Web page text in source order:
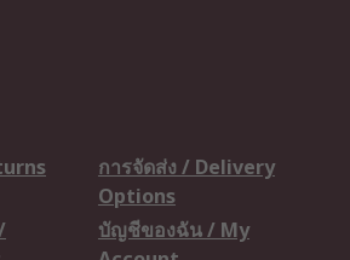
การจัดส่ง / Delivery
Options
บัญชีของฉัน / My